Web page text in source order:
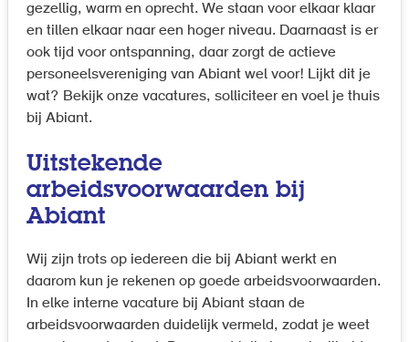
gezellig, warm en oprecht. We staan voor elkaar klaar
en tillen elkaar naar een hoger niveau. Daarnaast is er
ook tijd voor ontspanning, daar zorgt de actieve
personeelsvereniging van Abiant wel voor! Lijkt dit je
wat? Bekijk onze vacatures, solliciteer en voel je thuis
bij Abiant.
Uitstekende
arbeidsvoorwaarden bij
Abiant
Wij zijn trots op iedereen die bij Abiant werkt en
daarom kun je rekenen op goede arbeidsvoorwaarden.
In elke interne vacature bij Abiant staan de
arbeidsvoorwaarden duidelijk vermeld, zodat je weet